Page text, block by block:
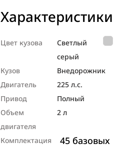
Характеристики
Цвет кузова
Светлый
серый
Кузов
Внедорож­ник
Двигатель
225 л.с.
Привод
Полный
Объем
двигателя
2 л
Комплектация
45 базовых